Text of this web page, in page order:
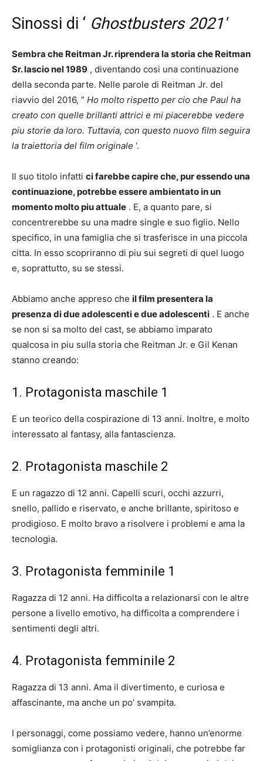
Sinossi di ‘ Ghostbusters 2021′
Sembra che Reitman Jr. riprendera la storia che Reitman
Sr. lascio nel 1989 , diventando cosi una continuazione
della seconda parte. Nelle parole di Reitman Jr. del
riavvio del 2016, ” Ho molto rispetto per cio che Paul ha
creato con quelle brillanti attrici e mi piacerebbe vedere
piu storie da loro. Tuttavia, con questo nuovo film seguira
la traiettoria del film originale ‘.
Il suo titolo infatti ci farebbe capire che, pur essendo una
continuazione, potrebbe essere ambientato in un
momento molto piu attuale . E, a quanto pare, si
concentrerebbe su una madre single e suo figlio. Nello
specifico, in una famiglia che si trasferisce in una piccola
citta. In esso scopriranno di piu sui segreti di quel luogo
e, soprattutto, su se stessi.
Abbiamo anche appreso che il film presentera la
presenza di due adolescenti e due adolescenti . E anche
se non si sa molto del cast, se abbiamo imparato
qualcosa in piu sulla storia che Reitman Jr. e Gil Kenan
stanno creando:
1. Protagonista maschile 1
E un teorico della cospirazione di 13 anni. Inoltre, e molto
interessato al fantasy, alla fantascienza.
2. Protagonista maschile 2
E un ragazzo di 12 anni. Capelli scuri, occhi azzurri,
snello, pallido e riservato, e anche brillante, spiritoso e
prodigioso. E molto bravo a risolvere i problemi e ama la
tecnologia.
3. Protagonista femminile 1
Ragazza di 12 anni. Ha difficolta a relazionarsi con le altre
persone a livello emotivo, ha difficolta a comprendere i
sentimenti degli altri.
4. Protagonista femminile 2
Ragazza di 13 anni. Ama il divertimento, e curiosa e
affascinante, ma anche un po’ svampita.
I personaggi, come possiamo vedere, hanno un’enorme
somiglianza con i protagonisti originali, che potrebbe far